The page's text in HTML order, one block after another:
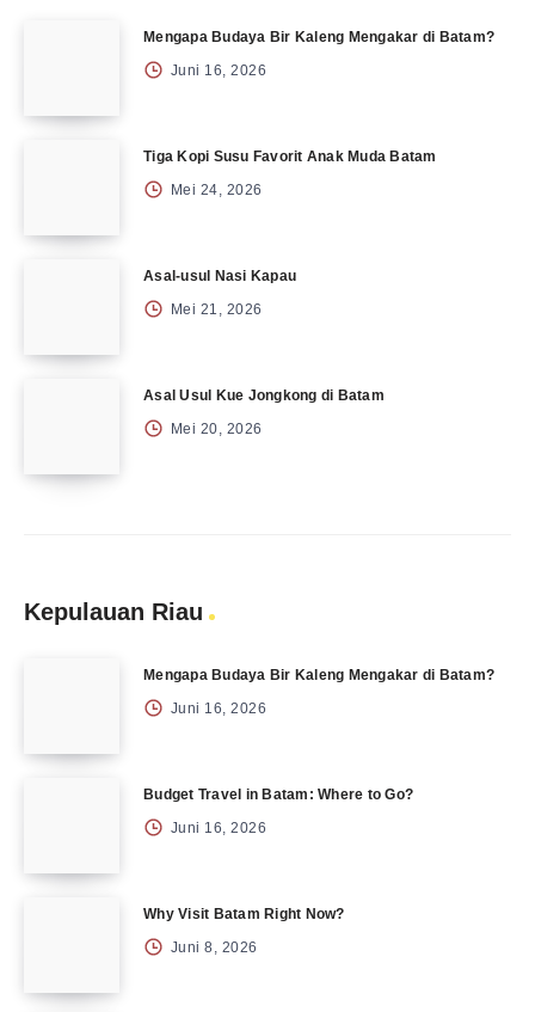
Mengapa Budaya Bir Kaleng Mengakar di Batam?
Juni 16, 2026
Tiga Kopi Susu Favorit Anak Muda Batam
Mei 24, 2026
Asal-usul Nasi Kapau
Mei 21, 2026
Asal Usul Kue Jongkong di Batam
Mei 20, 2026
Kepulauan Riau
Mengapa Budaya Bir Kaleng Mengakar di Batam?
Juni 16, 2026
Budget Travel in Batam: Where to Go?
Juni 16, 2026
Why Visit Batam Right Now?
Juni 8, 2026